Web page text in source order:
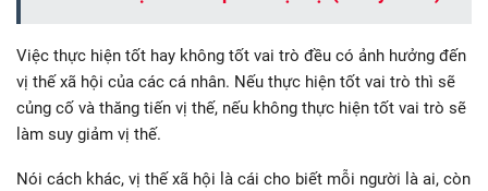
Việc thực hiện tốt hay không tốt vai trò đều có ảnh hưởng đến
vị thế xã hội của các cá nhân. Nếu thực hiện tốt vai trò thì sẽ
củng cố và thăng tiến vị thế, nếu không thực hiện tốt vai trò sẽ
làm suy giảm vị thế.
Nói cách khác, vị thế xã hội là cái cho biết mỗi người là ai, còn